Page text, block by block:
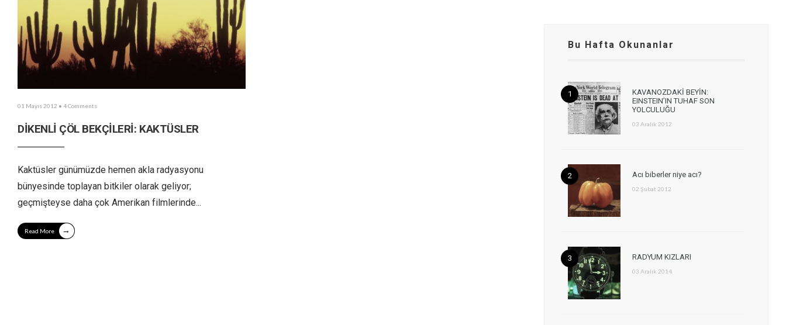
01 Mayıs 2012 • 4 Comments
DİKENLİ ÇÖL BEKÇİLERİ: KAKTÜSLER
Kaktüsler günümüzde hemen akla radyasyonu
bünyesinde toplayan bitkiler olarak geliyor;
geçmişteyse daha çok Amerikan filmlerinde...
Read More →
Bu Hafta Okunanlar
KAVANOZDAKİ BEYİN:
EINSTEIN’IN TUHAF SON
YOLCULUĞU
03 Aralık 2012
Acı biberler niye acı?
02 Şubat 2012
RADYUM KIZLARI
03 Aralık 2014